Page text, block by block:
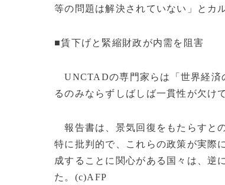
等の問題は解決されていない」とカ
■賃下げと緊縮財政が内需を阻害
UNCTADの専門家らは「世界経済
るのみならずしばしば一貫性が欠け
報告書は、景気回復をもたらすと
特に批判的で、これらの政策が実際
成することに関心がある国々は、逆
た。(c)AFP